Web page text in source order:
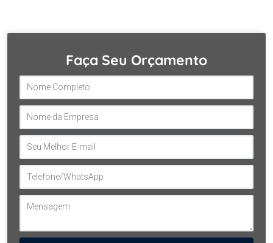
Faça Seu Orçamento